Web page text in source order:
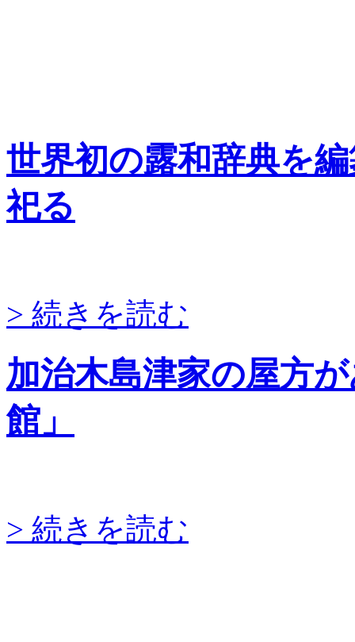
世界初の露和辞典を
祀る
> 続きを読む
加治木島津家の屋方
館」
> 続きを読む